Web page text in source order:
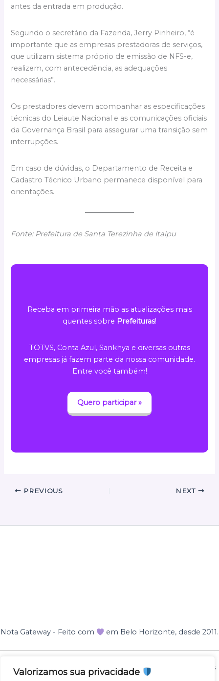
Valorizamos sua privacidade
antes da entrada em produção.
Segundo o secretário da Fazenda, Jerry Pinheiro, “é
importante que as empresas prestadoras de serviços,
que utilizam sistema próprio de emissão de NFS-e,
realizem, com antecedência, as adequações
necessárias”.
Os prestadores devem acompanhar as especificações
técnicas do Leiaute Nacional e as comunicações oficiais
da Governança Brasil para assegurar uma transição sem
interrupções.
Em caso de dúvidas, o Departamento de Receita e
Cadastro Técnico Urbano permanece disponível para
orientações.
Fonte: Prefeitura de Santa Terezinha de Itaipu
Receba em primeira mão as atualizações mais
quentes sobre Prefeituras!
TOTVS, Conta Azul, Sankhya e diversas outras
empresas já fazem parte da nossa comunidade.
Entre você também!
Quero participar »
PREVIOUS NEXT
Nota Gateway - Feito com em Belo Horizonte, desde 2011.
Nota Gateway — 2011 - 2025 © Todos os direitos reservados
NOTA GATEWAY DESENVOLVIMENTO DE SOFTWARES